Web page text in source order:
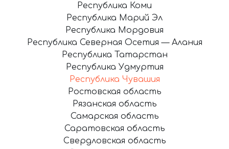
Республика Коми
Республика Марий Эл
Республика Мордовия
Республика Северная Осетия — Алания
Республика Татарстан
Республика Удмуртия
Республика Чувашия
Ростовская область
Рязанская область
Самарская область
Саратовская область
Свердловская область